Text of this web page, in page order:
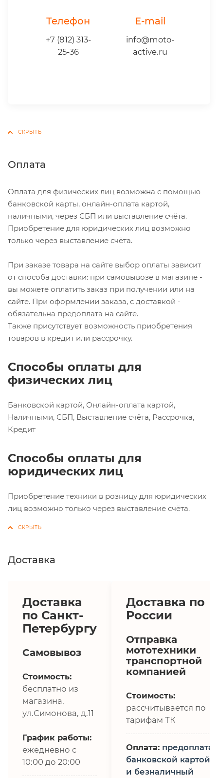
Телефон
+7 (812) 313-
25-36
E-mail
info@moto-
active.ru
Оплата
Оплата для физических лиц возможна с помощью
банковской карты, онлайн-оплата картой,
наличными, через СБП или выставление счёта.
Приобретение для юридических лиц возможно
только через выставление счёта.
При заказе товара на сайте выбор оплаты зависит
от способа доставки: при самовывозе в магазине -
вы можете оплатить заказ при получении или на
сайте. При оформлении заказа, с доставкой -
обязательна предоплата на сайте.
Также присутствует возможность приобретения
товаров в кредит или рассрочку.
Способы оплаты для
физических лиц
Банковской картой, Онлайн-оплата картой,
Наличными, СБП, Выставление счёта, Рассрочка,
Кредит
Способы оплаты для
юридических лиц
Приобретение техники в розницу для юридических
лиц возможно только через выставление счёта.
Доставка
Доставка
по Санкт-
Петербургу
Самовывоз
Стоимость:
бесплатно из
магазина,
ул.Симонова, д.11
График работы:
ежедневно с
10:00 до 20:00
Доставка по
России
Отправка
мототехники
транспортной
компанией
Стоимость:
рассчитывается по
тарифам ТК
Оплата: предоплата,
банковской картой
и безналичный